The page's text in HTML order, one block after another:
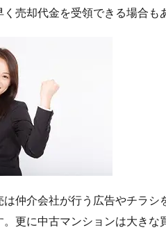
売却代金を受領できる場合も
仲介会社が行う広告やチラシ
。更に中古マンションは大きな